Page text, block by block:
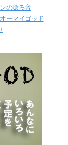
の唸る音
オーマイゴッド